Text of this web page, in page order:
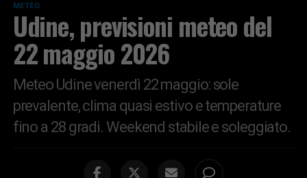
METEO
Udine, previsioni meteo del
22 maggio 2026
Meteo Udine venerdì 22 maggio: sole
prevalente, clima quasi estivo e temperature
fino a 28 gradi. Weekend stabile e soleggiato.